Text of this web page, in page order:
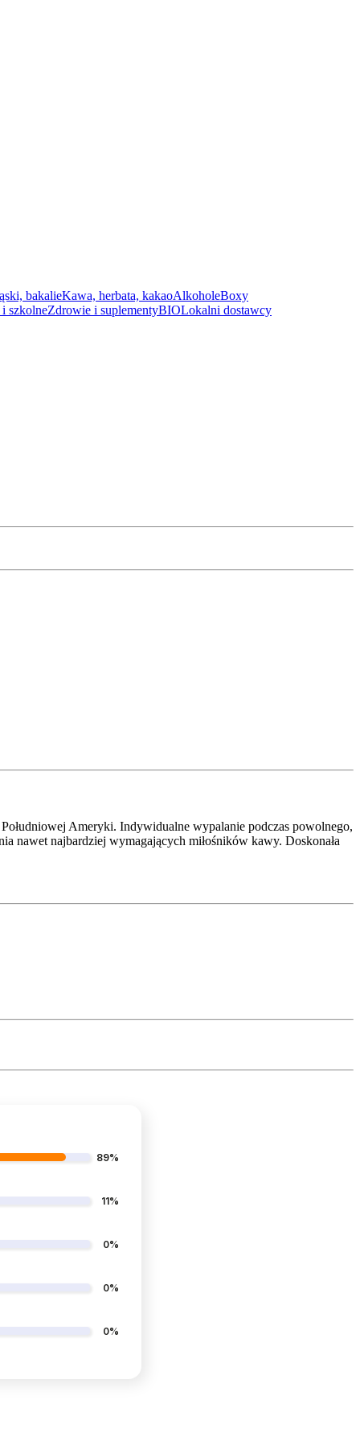
bakalieKawa, herbata, kakaoAlkoholeBoxy
szkolneZdrowie i suplementyBIOLokalni dostawcy
Ameryki. Indywidualne wypalanie podczas powolnego,
nawet najbardziej wymagających miłośników kawy. Doskonała
89%
11%
0%
0%
0%